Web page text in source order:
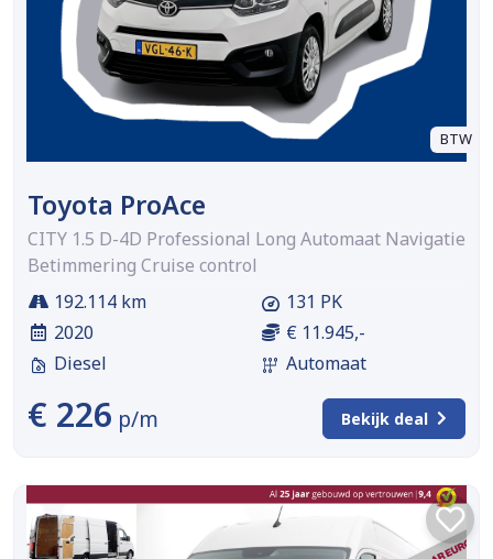
BTW
Toyota ProAce
CITY 1.5 D-4D Professional Long Automaat Navigatie
Betimmering Cruise control
192.114 km
2020
Diesel
131 PK
€ 11.945,-
Automaat
€ 226 p/m Bekijk deal